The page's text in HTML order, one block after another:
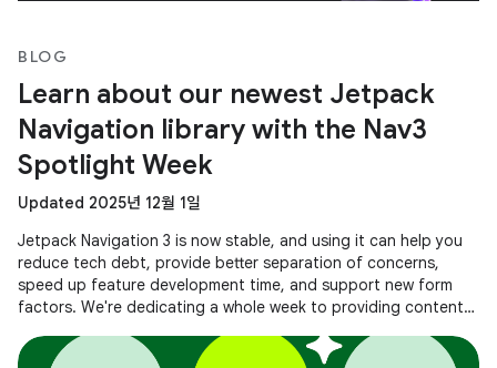
BLOG
Learn about our newest Jetpack
Navigation library with the Nav3
Spotlight Week
Updated 2025년 12월 1일
Jetpack Navigation 3 is now stable, and using it can help you
reduce tech debt, provide better separation of concerns,
speed up feature development time, and support new form
factors. We're dedicating a whole week to providing content